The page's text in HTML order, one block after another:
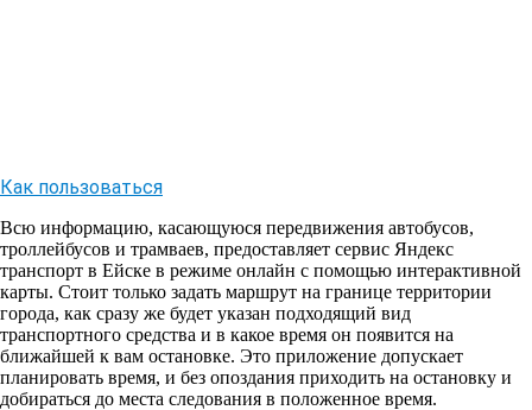
Как пользоваться
Всю информацию, касающуюся передвижения автобусов,
троллейбусов и трамваев, предоставляет сервис Яндекс
транспорт в Ейске в режиме онлайн с помощью интерактивной
карты. Стоит только задать маршрут на границе территории
города, как сразу же будет указан подходящий вид
транспортного средства и в какое время он появится на
ближайшей к вам остановке. Это приложение допускает
планировать время, и без опоздания приходить на остановку и
добираться до места следования в положенное время.